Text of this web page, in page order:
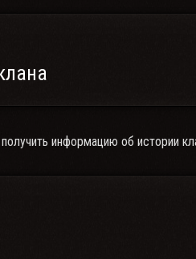
информацию об истории